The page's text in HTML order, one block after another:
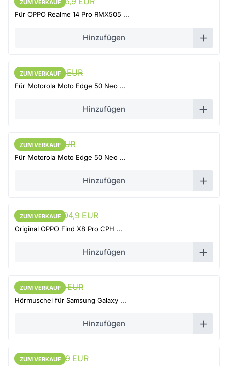
ZUM VERKAUF
Für OPPO Realme 14 Pro RMX505 ...
Hinzufügen
ZUM VERKAUF
ZUM VERKAUF
62,7 EUR 66 EUR
Für Motorola Moto Edge 50 Neo ...
Hinzufügen
ZUM VERKAUF
ZUM VERKAUF
57 EUR 60 EUR
Für Motorola Moto Edge 50 Neo ...
Hinzufügen
ZUM VERKAUF
ZUM VERKAUF
99,65 EUR 104,9 EUR
Original OPPO Find X8 Pro CPH ...
Hinzufügen
ZUM VERKAUF
ZUM VERKAUF
5,51 EUR 5,8 EUR
Hörmuschel für Samsung Galaxy ...
Hinzufügen
ZUM VERKAUF
ZUM VERKAUF
65,55 EUR 69 EUR
ZUM VERKAUF